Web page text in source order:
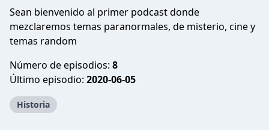
Sean bienvenido al primer podcast donde
mezclaremos temas paranormales, de misterio, cine y
temas random
Número de episodios: 8
Último episodio: 2020-06-05
Historia